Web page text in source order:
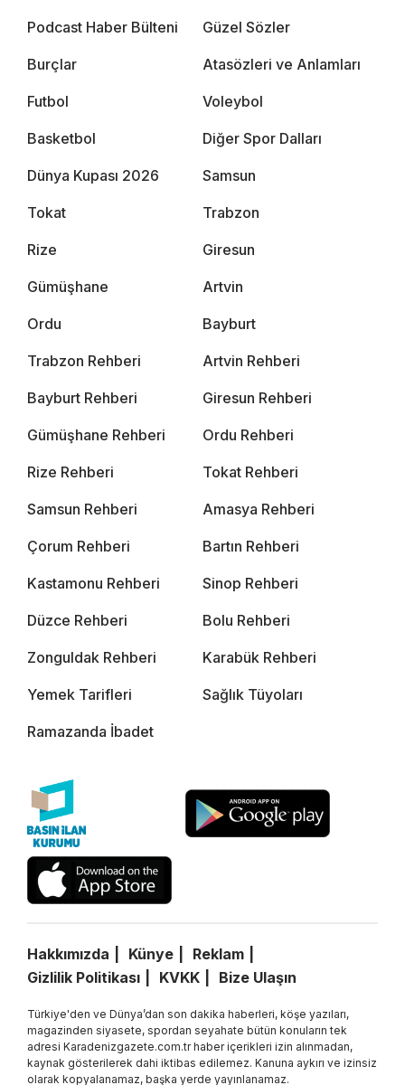
Podcast Haber Bülteni Güzel Sözler
Burçlar Atasözleri ve Anlamları
Futbol Voleybol
Basketbol Diğer Spor Dalları
Dünya Kupası 2026 Samsun
Tokat Trabzon
Rize Giresun
Gümüşhane Artvin
Ordu Bayburt
Trabzon Rehberi Artvin Rehberi
Bayburt Rehberi Giresun Rehberi
Gümüşhane Rehberi Ordu Rehberi
Rize Rehberi Tokat Rehberi
Samsun Rehberi Amasya Rehberi
Çorum Rehberi Bartın Rehberi
Kastamonu Rehberi Sinop Rehberi
Düzce Rehberi Bolu Rehberi
Zonguldak Rehberi Karabük Rehberi
Yemek Tarifleri Sağlık Tüyoları
Ramazanda İbadet
Hakkımızda Künye
Reklam
Gizlilik Politikası
KVKK Bize Ulaşın
Türkiye'den ve Dünya’dan son dakika haberleri, köşe yazıları,
magazinden siyasete, spordan seyahate bütün konuların tek
adresi Karadenizgazete.com.tr haber içerikleri izin alınmadan,
kaynak gösterilerek dahi iktibas edilemez. Kanuna aykırı ve izinsiz
olarak kopyalanamaz, başka yerde yayınlanamaz.